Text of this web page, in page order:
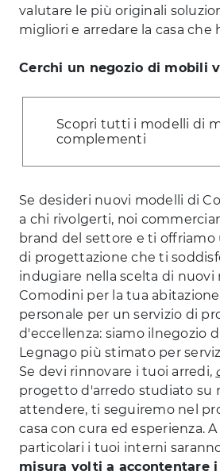
valutare le più originali
migliori e arredare la casa che
Cerchi un negozio di mobili
Scopri tutti i modelli di
complementi
Se desideri nuovi modelli di
a chi rivolgerti, noi
brand del settore e ti offriamo
di progettazione che ti
indugiare nella scelta di nuovi
Comodini per la tua
personale per un servizio di
d'eccellenza: siamo ilnegozio
Legnago più stimato per
Se devi rinnovare i tuoi arredi,
progetto d'arredo studiato su
attendere, ti seguiremo nel
casa con cura ed esperienza.
particolari i tuoi interni
misura volti a accontentare